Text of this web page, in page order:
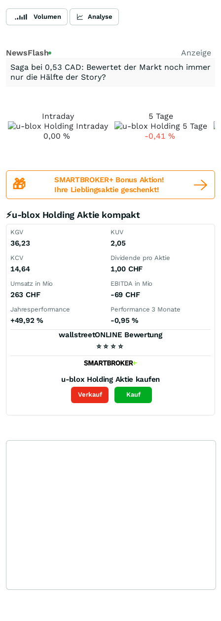
Volumen Analyse
NewsFlash
Anzeige
Saga bei 0,53 CAD: Bewertet der Markt noch immer
nur die Hälfte der Story?
Intraday
0,00 %
5 Tage
-0,41 %
🎁
SMARTBROKER+ Bonus Aktion!
Ihre Lieblingsaktie geschenkt!
⚡u-blox Holding Aktie kompakt
KGV
36,23
KUV
2,05
KCV
14,64
Dividende pro Aktie
1,00 CHF
Umsatz in Mio
263 CHF
EBITDA in Mio
-69 CHF
Jahresperformance
+49,92 %
Performance 3 Monate
-0,95%
wallstreetONLINE Bewertung
⭐ ⭐ ⭐ ⭐
u-blox Holding Aktie kaufen
Verkauf Kauf